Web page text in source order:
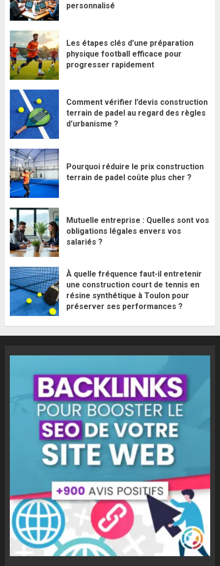
personnalisé
Les étapes clés d’une préparation
physique football efficace pour
progresser rapidement
Comment vérifier l’devis construction
terrain de padel au regard des règles
d’urbanisme ?
Pourquoi réduire le prix construction
terrain de padel coûte plus cher ?
Mutuelle entreprise : Quelles sont vos
obligations légales envers vos
salariés ?
À quelle fréquence faut-il entretenir
une construction court de tennis en
résine synthétique à Toulon pour
préserver ses performances ?